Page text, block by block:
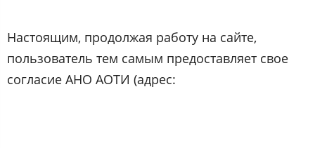
Настоящим, продолжая работу на сайте,
пользователь тем самым предоставляет свое
согласие АНО АОТИ (адрес: